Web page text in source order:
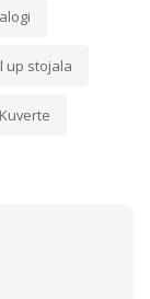
up stojala
Kuverte